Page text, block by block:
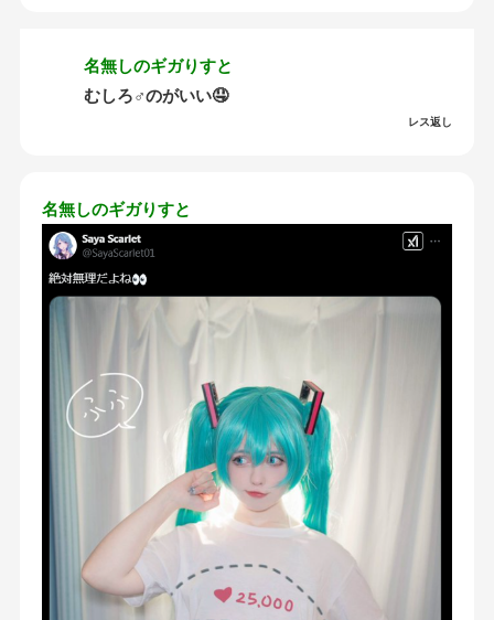
名無しのギガりすと
むしろ♂のがいい🤤
レス返し
名無しのギガりすと